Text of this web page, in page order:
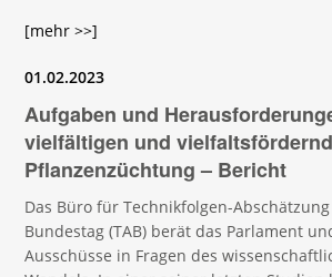
[mehr >>]
01.02.2023
Aufgaben und
vielfältigen und
Pflanzenzüchtung – Bericht
Das Büro für Technikfolgen-
Bundestag (TAB) berät das Parlament
Ausschüsse in Fragen des